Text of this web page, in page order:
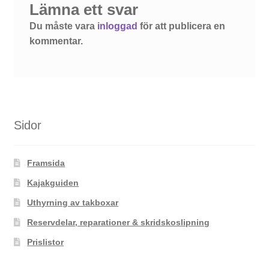
Lämna ett svar
Du måste vara inloggad för att publicera en
kommentar.
Sidor
Framsida
Kajakguiden
Uthyrning av takboxar
Reservdelar, reparationer & skridskoslipning
Prislistor